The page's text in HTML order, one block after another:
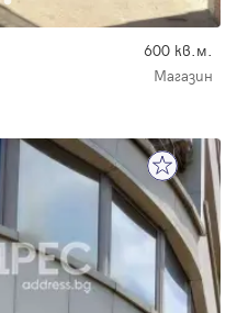
600 кв.м.
Магазин